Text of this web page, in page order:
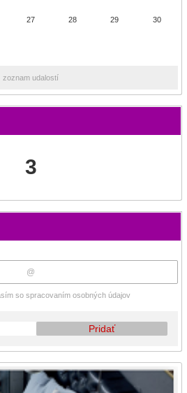
27 28 29 30
zoznam udalostí
3
so spracovaním osobných údajov
Pridať